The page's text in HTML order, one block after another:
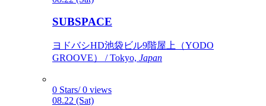
SUBSPACE
ヨドバシHD池袋ビル9階屋上（YODO
GROOVE） / Tokyo, Japan
0 Stars/ 0 views
08.22 (Sat)